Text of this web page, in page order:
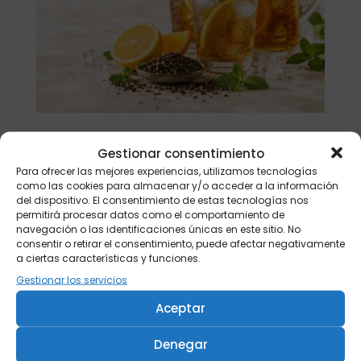
Gestionar consentimiento
Para ofrecer las mejores experiencias, utilizamos tecnologías
como las cookies para almacenar y/o acceder a la información
del dispositivo. El consentimiento de estas tecnologías nos
permitirá procesar datos como el comportamiento de
navegación o las identificaciones únicas en este sitio. No
consentir o retirar el consentimiento, puede afectar negativamente
a ciertas características y funciones.
Gestionar los servicios
Aceptar
Denegar
Productos
Tisanera "Christmas Cats" 0,25l.
porcelana
13,90€
Té verde Japón Hojicha BIO 500 gr.
Té verde Japón Hojicha BIO 250 gr.